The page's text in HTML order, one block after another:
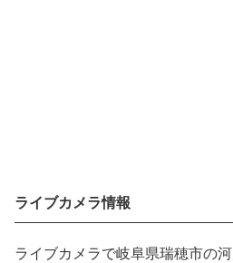
ライブカメラ情報
ライブカメラで岐阜県瑞穂市の